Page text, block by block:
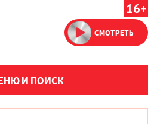
16+
СМОТРЕТЬ
И ПОИСК